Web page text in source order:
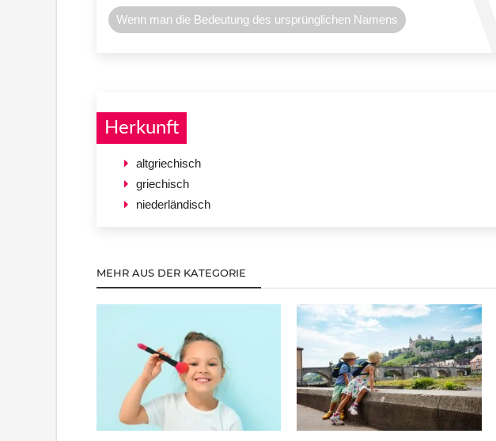
Wenn man die Bedeutung des ursprünglichen Namens
Herkunft
altgriechisch
griechisch
niederländisch
MEHR AUS DER KATEGORIE